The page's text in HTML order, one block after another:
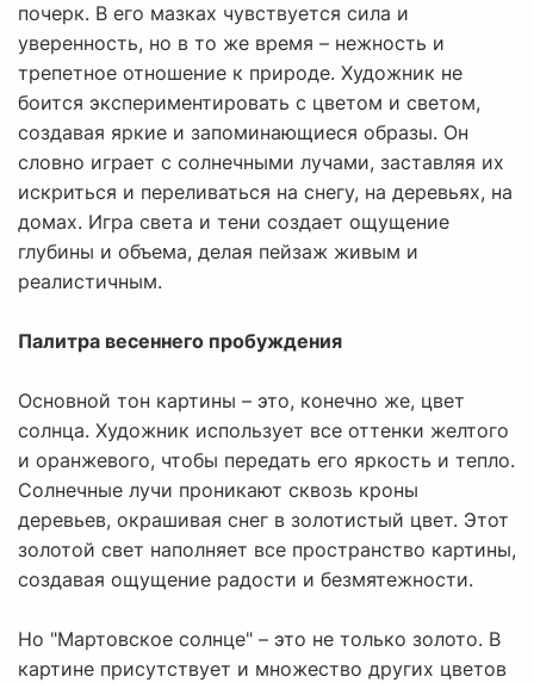
почерк. В его мазках чувствуется сила и
уверенность, но в то же время – нежность и
трепетное отношение к природе. Художник не
боится экспериментировать с цветом и светом,
создавая яркие и запоминающиеся образы. Он
словно играет с солнечными лучами, заставляя их
искриться и переливаться на снегу, на деревьях, на
домах. Игра света и тени создает ощущение
глубины и объема, делая пейзаж живым и
реалистичным.
Палитра весеннего пробуждения
Основной тон картины – это, конечно же, цвет
солнца. Художник использует все оттенки желтого
и оранжевого, чтобы передать его яркость и тепло.
Солнечные лучи проникают сквозь кроны
деревьев, окрашивая снег в золотистый цвет. Этот
золотой свет наполняет все пространство картины,
создавая ощущение радости и безмятежности.
Но "Мартовское солнце" – это не только золото. В
картине присутствует и множество других цветов